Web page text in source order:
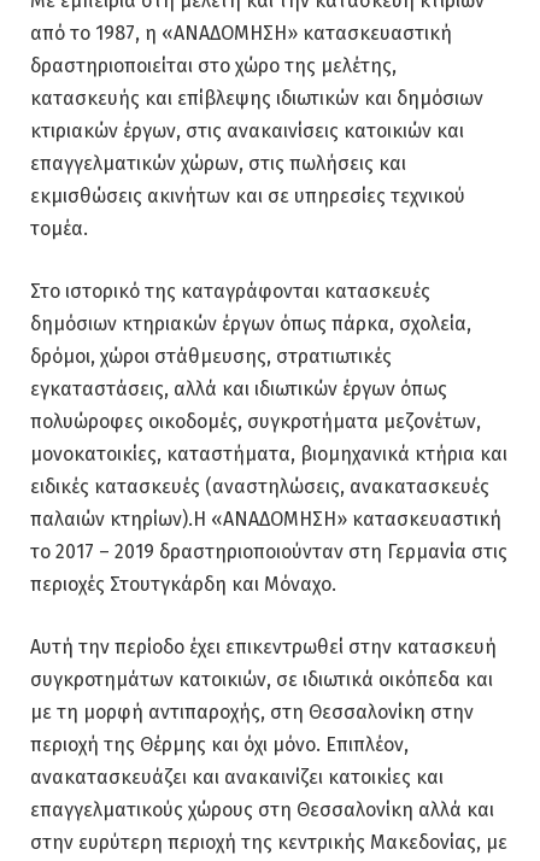
από το 1987, η «ΑΝΑΔΟΜΗΣΗ» κατασκευαστική
δραστηριοποιείται στο χώρο της μελέτης,
κατασκευής και επίβλεψης ιδιωτικών και δημόσιων
κτιριακών έργων, στις ανακαινίσεις κατοικιών και
επαγγελματικών χώρων, στις πωλήσεις και
εκμισθώσεις ακινήτων και σε υπηρεσίες τεχνικού
τομέα.
Στο ιστορικό της καταγράφονται κατασκευές
δημόσιων κτηριακών έργων όπως πάρκα, σχολεία,
δρόμοι, χώροι στάθμευσης, στρατιωτικές
εγκαταστάσεις, αλλά και ιδιωτικών έργων όπως
πολυώροφες οικοδομές, συγκροτήματα μεζονέτων,
μονοκατοικίες, καταστήματα, βιομηχανικά κτήρια και
ειδικές κατασκευές (αναστηλώσεις, ανακατασκευές
παλαιών κτηρίων).Η «ΑΝΑΔΟΜΗΣΗ» κατασκευαστική
το 2017 – 2019 δραστηριοποιούνταν στη Γερμανία στις
περιοχές Στουτγκάρδη και Μόναχο.
Αυτή την περίοδο έχει επικεντρωθεί στην κατασκευή
συγκροτημάτων κατοικιών, σε ιδιωτικά οικόπεδα και
με τη μορφή αντιπαροχής, στη Θεσσαλονίκη στην
περιοχή της Θέρμης και όχι μόνο. Επιπλέον,
ανακατασκευάζει και ανακαινίζει κατοικίες και
επαγγελματικούς χώρους στη Θεσσαλονίκη αλλά και
στην ευρύτερη περιοχή της κεντρικής Μακεδονίας, με